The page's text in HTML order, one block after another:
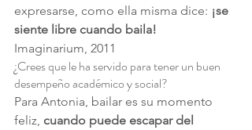
expresarse, como ella misma dice: ¡se
siente libre cuando baila!
Imaginarium, 2011
¿Crees que le ha servido para tener un buen
desempeño académico y social?
Para Antonia, bailar es su momento
feliz, cuando puede escapar del